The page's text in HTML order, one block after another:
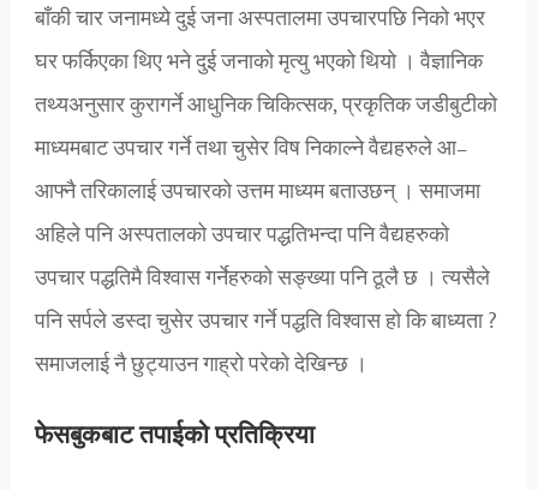
बाँकी चार जनामध्ये दुई जना अस्पतालमा उपचारपछि निको भएर
घर फर्किएका थिए भने दुई जनाको मृत्यु भएको थियो । वैज्ञानिक
तथ्यअनुसार कुरागर्ने आधुनिक चिकित्सक, प्रकृतिक जडीबुटीको
माध्यमबाट उपचार गर्ने तथा चुसेर विष निकाल्ने वैद्यहरुले आ–
आफ्नै तरिकालाई उपचारको उत्तम माध्यम बताउछन् । समाजमा
अहिले पनि अस्पतालको उपचार पद्धतिभन्दा पनि वैद्यहरुको
उपचार पद्धतिमै विश्वास गर्नेहरुको सङ्ख्या पनि ठूलै छ । त्यसैले
पनि सर्पले डस्दा चुसेर उपचार गर्ने पद्धति विश्वास हो कि बाध्यता ?
समाजलाई नै छुट्याउन गाह्रो परेको देखिन्छ ।
फेसबुकबाट तपाईको प्रतिक्रिया